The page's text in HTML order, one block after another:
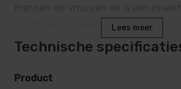
van de Finse saunatraditie.
Kenmerken en Voordelen
Lees meer
Technische
Product